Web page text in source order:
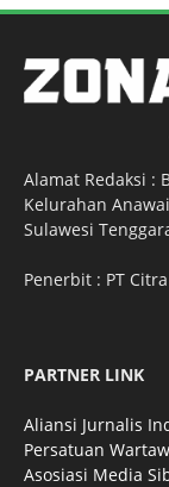
Alamat Redaksi :
Kelurahan
Sulawesi
Penerbit : PT
PARTNER LINK
Aliansi Jurnalis
Persatuan
Asosiasi Media